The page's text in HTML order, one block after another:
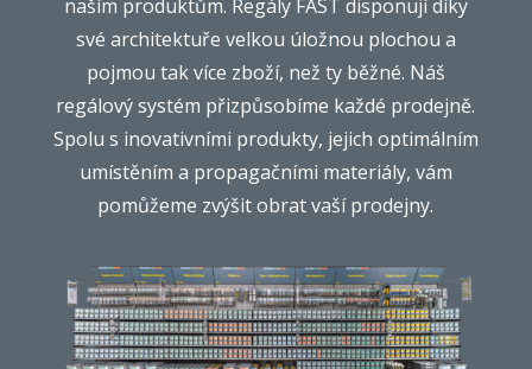
naším produktům. Regály FAST disponují díky
své architektuře velkou úložnou plochou a
pojmou tak více zboží, než ty běžné. Náš
regálový systém přizpůsobíme každé prodejně.
Spolu s inovativními produkty, jejich optimálním
umístěním a propagačními materiály, vám
pomůžeme zvýšit obrat vaší prodejny.